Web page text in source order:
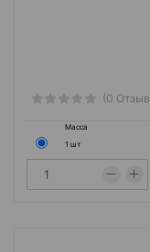
(0
Масса
1 шт